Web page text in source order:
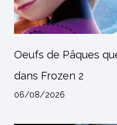
Oeufs de Pâques
dans Frozen 2
06/08/2026